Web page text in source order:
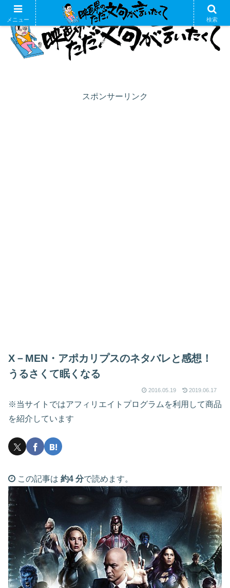
スポンサーリンク
X－MEN・アポカリプスのネタバレと感想！
うるさくて眠くなる
2016.05.19 2019.06.17
※当サイトではアフィリエイトプログラムを利用して商品
を紹介しています
この記事は 約4 分で読めます。
メニュー 検索